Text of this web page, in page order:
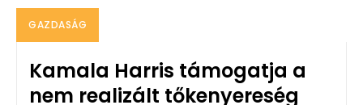
GAZDASÁG
Kamala Harris támogatja a
nem realizált tőkenyereség